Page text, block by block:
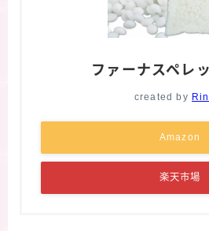
ファーナスペレ
created by
Amazon
楽天市場